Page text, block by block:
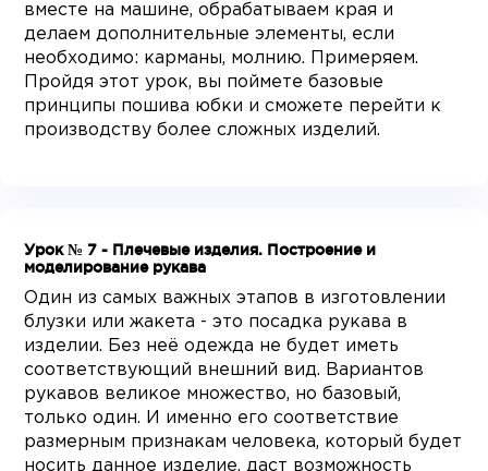
вместе на машине, обрабатываем края и
делаем дополнительные элементы, если
необходимо: карманы, молнию. Примеряем.
Пройдя этот урок, вы поймете базовые
принципы пошива юбки и сможете перейти к
производству более сложных изделий.
Урок № 7 - Плечевые изделия. Построение и
моделирование рукава
Один из самых важных этапов в изготовлении
блузки или жакета - это посадка рукава в
изделии. Без неё одежда не будет иметь
соответствующий внешний вид. Вариантов
рукавов великое множество, но базовый,
только один. И именно его соответствие
размерным признакам человека, который будет
носить данное изделие, даст возможность